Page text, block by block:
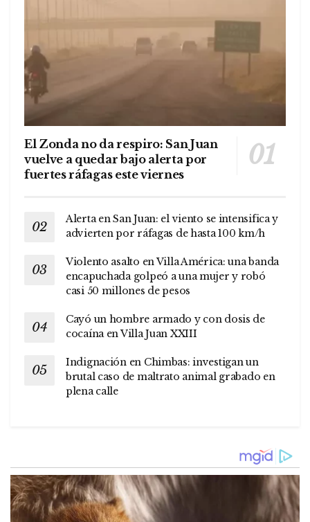
El Zonda no da respiro: San Juan
vuelve a quedar bajo alerta por
fuertes ráfagas este viernes
Alerta en San Juan: el viento se intensifica y
advierten por ráfagas de hasta 100 km/h
Violento asalto en Villa América: una banda
encapuchada golpeó a una mujer y robó
casi 50 millones de pesos
Cayó un hombre armado y con dosis de
cocaína en Villa Juan XXIII
Indignación en Chimbas: investigan un
brutal caso de maltrato animal grabado en
plena calle